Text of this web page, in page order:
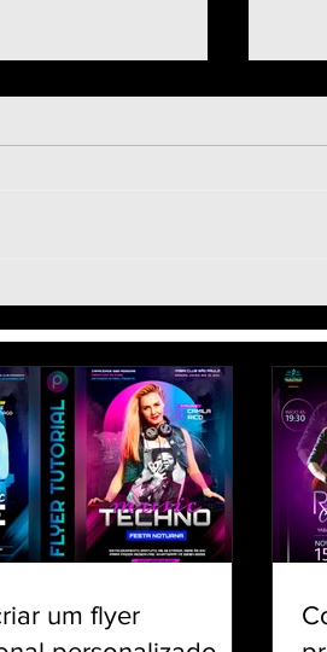
foto em
de
flores -
- PicsArt
um flyer